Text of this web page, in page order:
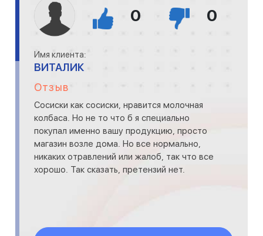
0 0
Имя клиента:
ВИТАЛИК
Отзыв
Сосиски как сосиски, нравится молочная
колбаса. Но не то что б я специально
покупал именно вашу продукцию, просто
магазин возле дома. Но все нормально,
никаких отравлений или жалоб, так что все
хорошо. Так сказать, претензий нет.